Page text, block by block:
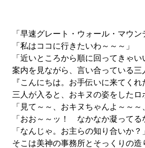
「早速グレート・ウォール・マウン
「私はココに行きたいわ～～～」
「近いところから順に回ってきゃい
案内を見ながら、言い合っている三
『こんにちは。お手伝いに来てくれ
三人が入ると、おキヌの姿をしたロ
「見て～～、おキヌちゃんよ～～～
「おお～～ッ！ なかなか凝ってる
「なんじゃ。お主らの知り合いか？
そこは美神の事務所とそっくりの造